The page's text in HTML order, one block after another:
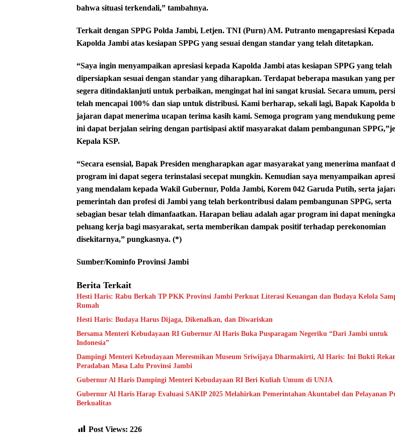
bahwa situasi terkendali,” tambahnya.
Terkait dengan SPPG Polda Jambi, Letjen. TNI (Purn) AM. Putranto mengapresiasi Kepada
Kapolda Jambi atas kesiapan SPPG yang sesuai dengan standar yang telah ditetapkan.
“Saya ingin menyampaikan apresiasi kepada Kapolda Jambi atas kesiapan SPPG yang telah
dipersiapkan sesuai dengan standar yang diharapkan. Terdapat beberapa masukan yang
segera ditindaklanjuti untuk perbaikan, mengingat hal ini sangat krusial. Secara umum,
telah mencapai 100% dan siap untuk distribusi. Kami berharap, sekali lagi, Bapak Kapolda
jajaran dapat menerima ucapan terima kasih kami. Semoga program yang mendukung
ini dapat berjalan seiring dengan partisipasi aktif masyarakat dalam pembangunan
Kepala KSP.
“Secara esensial, Bapak Presiden mengharapkan agar masyarakat yang menerima manfaat
program ini dapat segera terinstalasi secepat mungkin. Kemudian saya menyampaikan
yang mendalam kepada Wakil Gubernur, Polda Jambi, Korem 042 Garuda Putih, serta
pemerintah dan profesi di Jambi yang telah berkontribusi dalam pembangunan SPPG, serta
sebagian besar telah dimanfaatkan. Harapan beliau adalah agar program ini dapat
peluang kerja bagi masyarakat, serta memberikan dampak positif terhadap perekonomian
disekitarnya,” pungkasnya. (*)
Sumber/Kominfo Provinsi Jambi
Berita Terkait
Hesti Haris: Rabu Berkah TP PKK Provinsi Jambi Perkuat Literasi Keuangan dan Budaya Kelola
Rumah
Hesti Haris: Budaya Harus Dijaga, Dikenalkan, dan Diwariskan
Bersama Menteri Kebudayaan RI Gubernur Al Haris Buka Pusparagam Negeriku “Dari Jambi untuk
Indonesia”
Dampingi Menteri Kebudayaan Meresmikan Museum Sriwijaya Dharmakirti, Al Haris: Ini Bukti
Peradaban Masa Lalu Provinsi Jambi
Gubernur Al Haris Dampingi Menteri Kebudayaan RI Beri Kuliah Umum di UNJA
Gubernur Al Haris Harap Evaluasi SAKIP 2025 Melahirkan Pemerintahan Akuntabel dan Pelayanan
Berkualitas
Post Views: 226